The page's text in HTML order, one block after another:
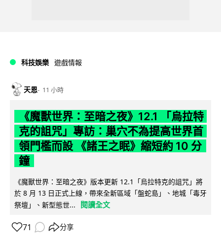
科技娛樂 遊戲情報
天恩 11 小時
《魔獸世界：至暗之夜》12.1 「烏拉特
克的詛咒」專訪：巢穴不為提高世界首
領門檻而設 《諸王之眠》縮短約 10 分
鐘
《魔獸世界：至暗之夜》版本更新 12.1「烏拉特克的詛咒」將
於 8 月 13 日正式上線，帶來全新區域「盤蛇島」、地城「毒牙
祭壇」、新型態世...
閱讀全文
71 分享